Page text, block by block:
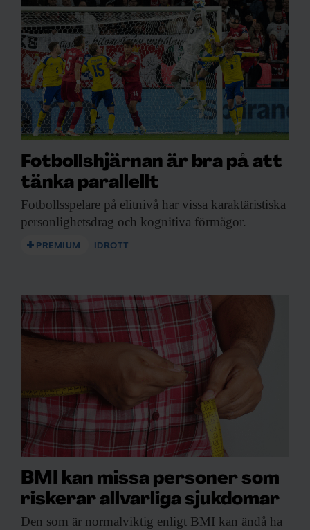
Fotbollshjärnan är bra på att
tänka parallellt
Fotbollsspelare på elitnivå har vissa karaktäristiska
personlighetsdrag och kognitiva förmågor.
PREMIUM IDROTT
BMI kan missa personer som
riskerar allvarliga sjukdomar
Den som är normalviktig enligt BMI kan ändå ha